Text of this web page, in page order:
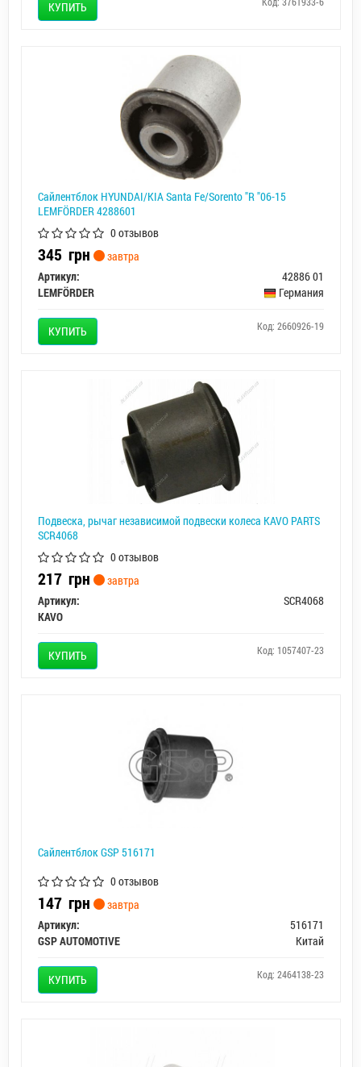
КУПИТЬ
Сайлентблок HYUNDAI/KIA Santa Fe/Sorento "R "06-15
LEMFÖRDER 4288601
0 отзывов
345 грн
завтра
Артикул:
42886 01
LEMFÖRDER
Германия
КУПИТЬ Код: 2660926-19
Подвеска, рычаг независимой подвески колеса KAVO PARTS
SCR4068
0 отзывов
217 грн
завтра
Артикул:
SCR4068
KAVO
КУПИТЬ Код: 1057407-23
Сайлентблок GSP 516171
0 отзывов
147 грн
завтра
Артикул:
516171
GSP AUTOMOTIVE
Китай
КУПИТЬ Код: 2464138-23